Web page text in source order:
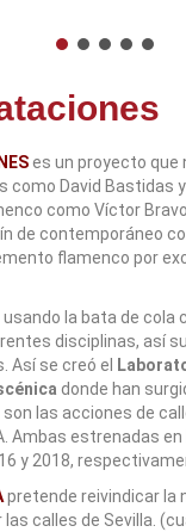
es un proyecto que
como David Bastidas
como Víctor
de contemporáneo
flamenco por
la bata de cola
disciplinas, así
Así se creó el
donde han
las acciones de
Ambas estrenadas en
y 2018,
pretende reivindicar la
calles de Sevilla.